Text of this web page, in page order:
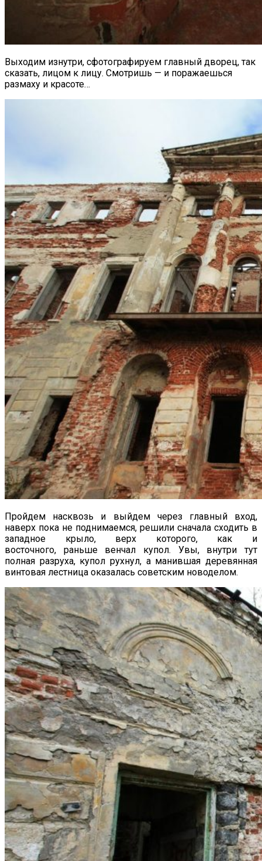
Выходим изнутри, сфотографируем главный дворец, так
сказать, лицом к лицу. Смотришь — и поражаешься
размаху и красоте…
Пройдем насквозь и выйдем через главный вход,
наверх пока не поднимаемся, решили сначала сходить в
западное крыло, верх которого, как и
восточного, раньше венчал купол. Увы, внутри тут
полная разруха, купол рухнул, а манившая деревянная
винтовая лестница оказалась советским новоделом.